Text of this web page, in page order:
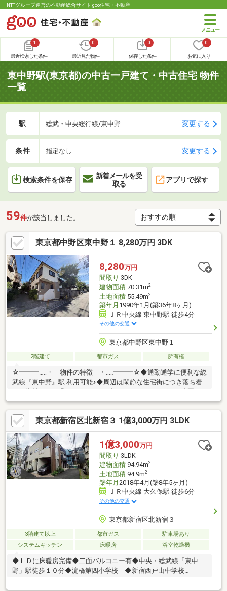
NTTグループ運営の不動産総合サイト goo住宅・不動産
1
最近検索した条件
0
最近見た物件
0
保存した条件
0
お気に入り
東中野駅(東京都)の中古一戸建て・中古住宅 物件
一覧
駅 総武・中央緩行線/東中野 変更する
条件 指定なし 変更する
検索条件を保存
新着メールを受
取る
アプリで探す
59件が該当しました。
東京都中野区東中野１ 8,280万円 3DK
8,280万円
間取り 3DK
建物面積70.31m2
土地面積55.49m2
築年月 1990年1月(築36年8ヶ月)
ＪＲ中央線 東中野駅 徒歩4分
その他の交通
東京都中野区東中野１
2階建て 都市ガス 所有権
☆━━━…‥・ 物件の特徴 ・‥…━━━☆◆通勤通学に便利な総
武線『東中野』駅 利用可能♪◆周辺は閑静な住宅街につき落ち着
等、生活環境良好♪ご見学予約受付中です。お気軽にお問い合わせ
ください。☆━━━…‥・ ━☆━ ・‥…━━━☆
東京都新宿区北新宿３ 1億3,000万円 3LDK
1億3,000万円
間取り 3LDK
建物面積94.94m2
土地面積94.9m2
築年月 2018年4月(築8年5ヶ月)
ＪＲ中央線 大久保駅 徒歩6分
その他の交通
東京都新宿区北新宿３
3階建て以上 都市ガス
駐車場あり
システムキッチン
床暖房 浴室乾燥機
◆ＬＤに床暖房完備◆二面バルコニー有◆中央・総武線「東中
野」駅徒歩１０分◆淀橋第四小学校 ◆新宿西戸山中学校